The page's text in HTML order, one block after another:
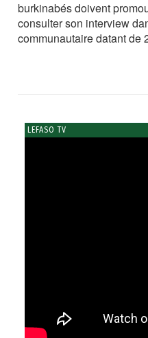
burkinabés doivent
consulter son interview
communautaire datant de
LEFASO TV